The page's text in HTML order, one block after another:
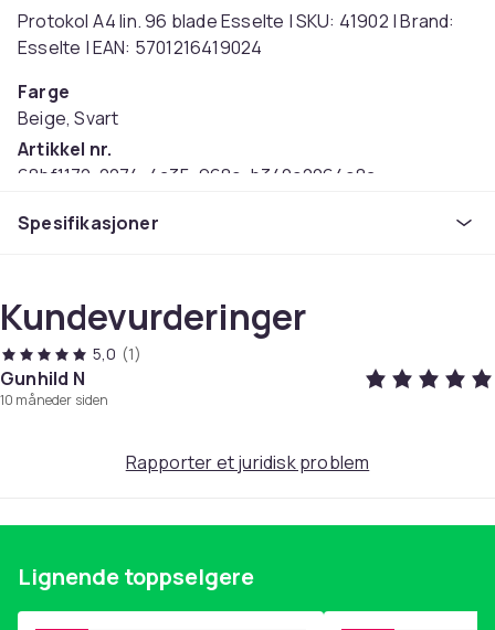
Protokol A4 lin. 96 blade Esselte | SKU: 41902 | Brand:
Esselte | EAN: 5701216419024
Farge
Beige, Svart
Artikkel nr.
68bf1172-2274-4a35-968c-b340c2064c8a
Produktsikkerhetsinformasjon
Spesifikasjoner
Kundevurderinger
5,0 (1)
Gunhild N
10 måneder siden
Rapporter et juridisk problem
Lignende toppselgere